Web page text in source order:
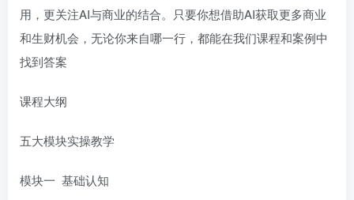
用，更关注AI与商业的结合。只要你想借助AI获取更多商业
和生财机会，无论你来自哪一行，都能在我们课程和案例中
找到答案
课程大纲
五大模块实操教学
模块一 基础认知